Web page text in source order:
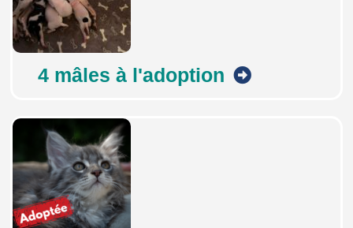
4 mâles à l'adoption